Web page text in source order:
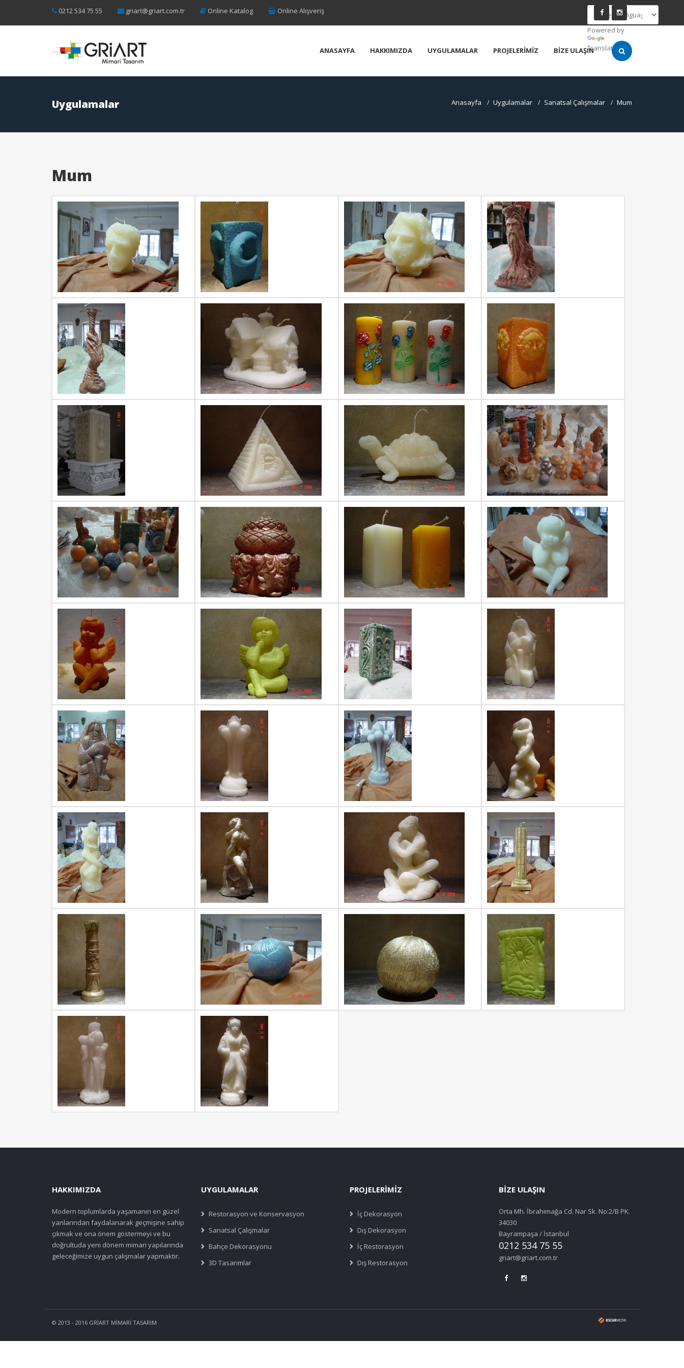
0212 534 75 55 griart@griart.com.tr Online Katalog Online Alışveriş
Powered by
Translate
ANASAYFA HAKKIMIZDA UYGULAMALAR PROJELERİMİZ BİZE ULAŞIN
Uygulamalar Anasayfa Uygulamalar Sanatsal Çalışmalar Mum
Mum
HAKKIMIZDA
Modern toplumlarda yaşamanın en güzel
yanlarından faydalanarak geçmişine sahip
çıkmak ve ona önem göstermeyi ve bu
doğrultuda yeni dönem mimari yapılarında
geleceğimize uygun çalışmalar yapmaktır.
UYGULAMALAR
Restorasyon ve Konservasyon
Sanatsal Çalışmalar
Bahçe Dekorasyonu
3D Tasarımlar
PROJELERİMİZ
İç Dekorasyon
Dış Dekorasyon
İç Restorasyon
Dış Restorasyon
BİZE ULAŞIN
Orta Mh. İbrahimağa Cd. Nar Sk. No:2/B PK.
34030
Bayrampaşa / İstanbul
0212 534 75 55
griart@griart.com.tr
© 2013 - 2016 GRİART MİMARİ TASARIM